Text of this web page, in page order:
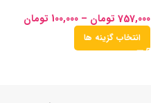
757,000 تومان –
100,000 تومان
انتخاب گزینه ها